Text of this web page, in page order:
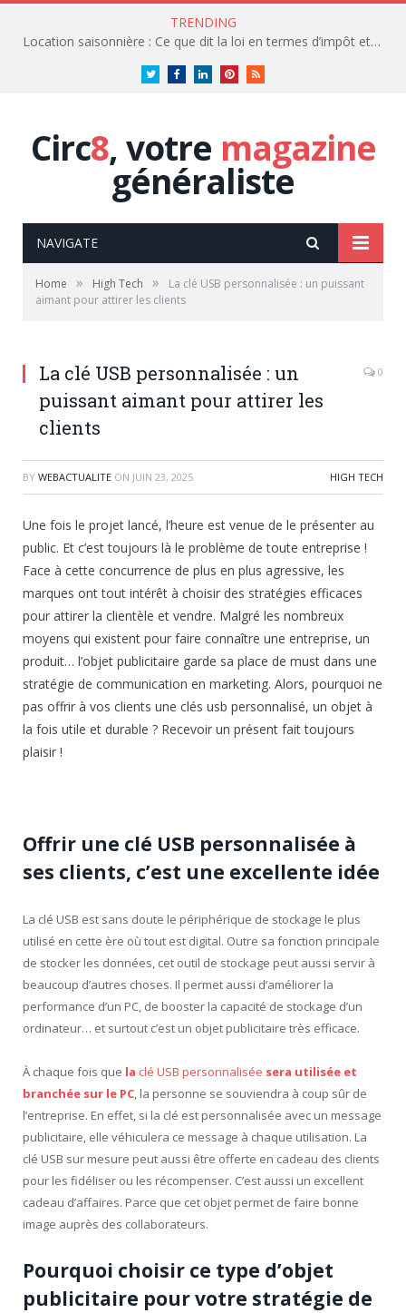
TRENDING
Location saisonnière : Ce que dit la loi en termes d’impôt et de fiscalité
TwitterFacebookLinkedInPinterestRSS
Circ8, votre magazine
généraliste
NAVIGATE
Home » High Tech »
La clé USB personnalisée : un puissant
aimant pour attirer les clients
La clé USB personnalisée : un
puissant aimant pour attirer les
clients
0
BY WEBACTUALITE ON JUIN 23, 2025 HIGH TECH
Une fois le projet lancé, l’heure est venue de le présenter au
public. Et c’est toujours là le problème de toute entreprise !
Face à cette concurrence de plus en plus agressive, les
marques ont tout intérêt à choisir des stratégies efficaces
pour attirer la clientèle et vendre. Malgré les nombreux
moyens qui existent pour faire connaître une entreprise, un
produit… l’objet publicitaire garde sa place de must dans une
stratégie de communication en marketing. Alors, pourquoi ne
pas offrir à vos clients une clés usb personnalisé, un objet à
la fois utile et durable ? Recevoir un présent fait toujours
plaisir !
Offrir une clé USB personnalisée à
ses clients, c’est une excellente idée
La clé USB est sans doute le périphérique de stockage le plus
utilisé en cette ère où tout est digital. Outre sa fonction principale
de stocker les données, cet outil de stockage peut aussi servir à
beaucoup d’autres choses. Il permet aussi d’améliorer la
performance d’un PC, de booster la capacité de stockage d’un
ordinateur… et surtout c’est un objet publicitaire très efficace.
À chaque fois que la clé USB personnalisée sera utilisée et
branchée sur le PC, la personne se souviendra à coup sûr de
l’entreprise. En effet, si la clé est personnalisée avec un message
publicitaire, elle véhiculera ce message à chaque utilisation. La
clé USB sur mesure peut aussi être offerte en cadeau des clients
pour les fidéliser ou les récompenser. C’est aussi un excellent
cadeau d’affaires. Parce que cet objet permet de faire bonne
image auprès des collaborateurs.
Pourquoi choisir ce type d’objet
publicitaire pour votre stratégie de